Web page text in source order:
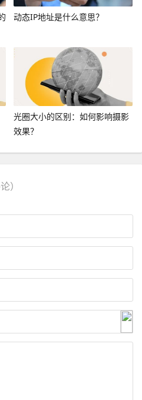
动态IP地址是什么意思？
光圈大小的区别：如何影响摄影
效果？
）